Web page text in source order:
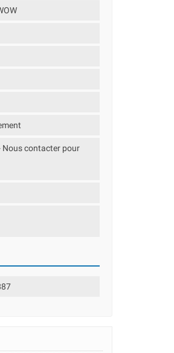
Nous contacter pour